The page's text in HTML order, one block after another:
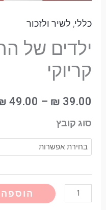
כללי, לשיר ולזכור
ילדים של
קריוקי
₪ 39.00
–
49.00
סוג קובץ